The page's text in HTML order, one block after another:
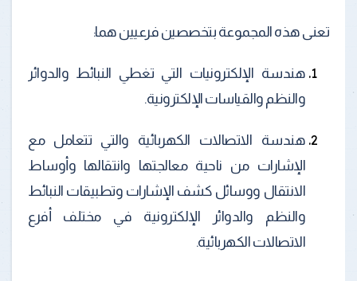
تعنى هذه المجموعة بتخصصين فرعيين هما:
هندسة الإلكترونيات التي تغطي النبائط والدوائر
والنظم والقياسات الإلكترونية.
هندسة الاتصالات الكهربائية والتي تتعامل مع
الإشارات من ناحية معالجتها وانتقالها وأوساط
الانتقال ووسائل كشف الإشارات وتطبيقات النبائط
والنظم والدوائر الإلكترونية في مختلف أفرع
الاتصالات الكهربائية.